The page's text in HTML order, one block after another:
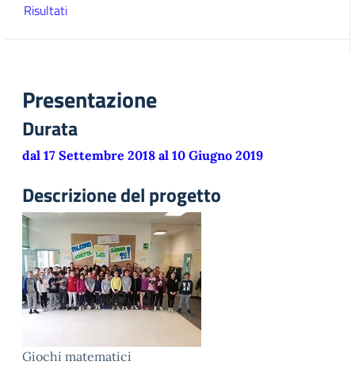
Risultati
Presentazione
Durata
dal 17 Settembre 2018 al 10 Giugno 2019
Descrizione del progetto
Giochi matematici